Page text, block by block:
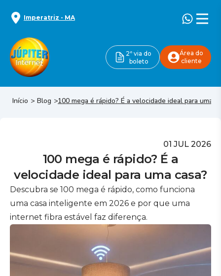
Imperatriz - MA
2ª via do
boleto
Área do
cliente
Início Blog 100 mega é rápido? É a velocidade ideal para uma
01 JUL 2026
100 mega é rápido? É a
velocidade ideal para uma casa?
Descubra se 100 mega é rápido, como funciona
uma casa inteligente em 2026 e por que uma
internet fibra estável faz diferença.